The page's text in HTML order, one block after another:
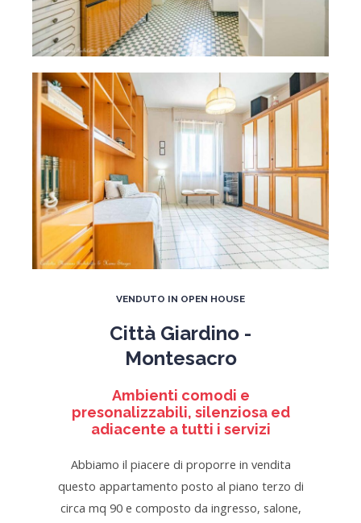
VENDUTO IN OPEN HOUSE
Città Giardino -
Montesacro
Ambienti comodi e
presonalizzabili, silenziosa ed
adiacente a tutti i servizi
Abbiamo il piacere di proporre in vendita
questo appartamento posto al piano terzo di
circa mq 90 e composto da ingresso, salone,